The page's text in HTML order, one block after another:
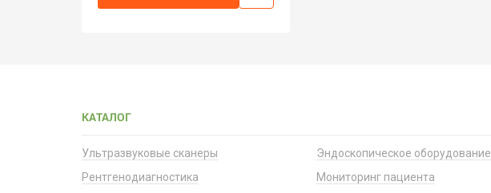
КАТАЛОГ
Ультразвуковые сканеры
Рентгенодиагностика
Эндоскопическое оборудование
Мониторинг пациента